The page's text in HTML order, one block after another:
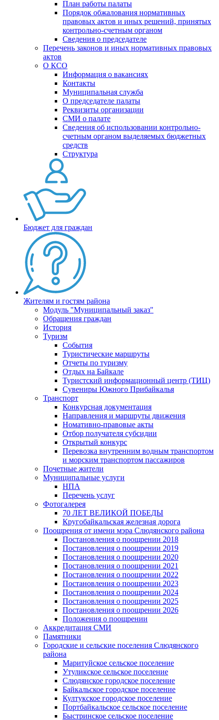
План работы палаты
Порядок обжалования нормативных
правовых актов и иных решений, принятых
контрольно-счетным органом
Сведения о председателе
Перечень законов и иных нормативных правовых
актов
О КСО
Информация о вакансиях
Контакты
Муниципальная служба
О председателе палаты
Реквизиты организации
СМИ о палате
Сведения об использовании контрольно-
счетным органом выделяемых бюджетных
средств
Структура
Бюджет для граждан
Жителям и гостям района
Модуль "Муниципальный заказ"
Обращения граждан
История
Туризм
События
Туристические маршруты
Отчеты по туризму
Отдых на Байкале
Туристский информационный центр (ТИЦ)
Сувениры Южного Прибайкалья
Транспорт
Конкурсная документация
Направления и маршруты движения
Номативно-правовые акты
Отбор получателя субсидии
Открытый конкурс
Перевозка внутренним водным транспортом
и морским транспортом пассажиров
Почетные жители
Муниципальные услуги
НПА
Перечень услуг
Фотогалерея
70 ЛЕТ ВЕЛИКОЙ ПОБЕДЫ
Кругобайкальская железная дорога
Поощрения от имени мэра Слюдянского района
Постановления о поощрении 2018
Постановления о поощрении 2019
Постановления о поощрении 2020
Постановления о поощрении 2021
Постановления о поощрении 2022
Постановления о поощрении 2023
Постановления о поощрении 2024
Постановления о поощрении 2025
Постановления о поощрении 2026
Положения о поощрении
Аккредитация СМИ
Памятники
Городские и сельские поселения Слюдянского
района
Маритуйское сельское поселение
Утуликское сельское поселение
Слюдянское городское поселение
Байкальское городское поселение
Култукское городское поселение
Портбайкальское сельское поселение
Быстринское сельское поселение